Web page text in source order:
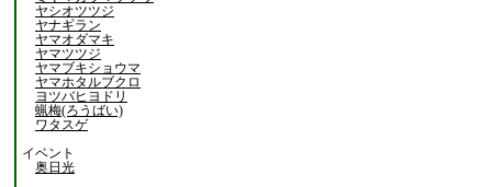
ヤシオツツジ
ヤナギラン
ヤマオダマキ
ヤマツツジ
ヤマブキショウマ
ヤマホタルブクロ
ヨツバヒヨドリ
蝋梅(ろうばい)
ワタスゲ
イベント
奥日光